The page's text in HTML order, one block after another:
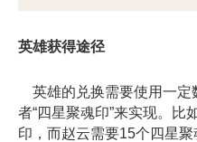
英雄获得途径
英雄的兑换需要使用一定
者“四星聚魂印”来实现。比
印，而赵云需要15个四星聚